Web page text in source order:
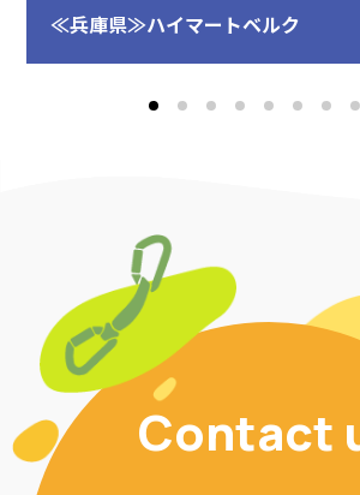
≪兵庫県≫ハイマートベルク
Contact